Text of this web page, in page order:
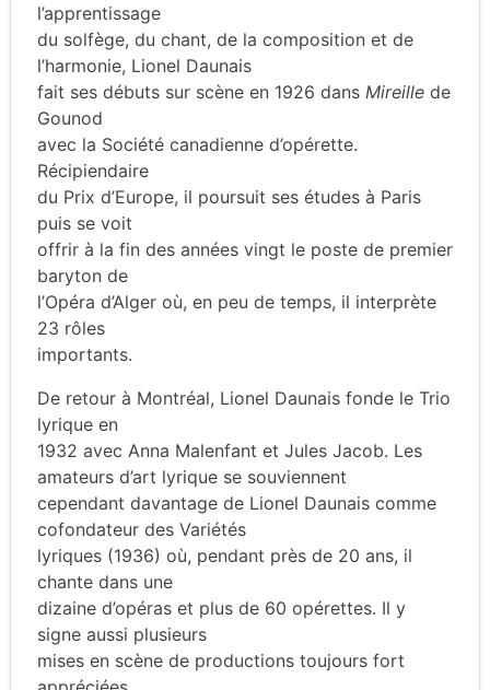
l’apprentissage
du solfège, du chant, de la composition et de
l’harmonie, Lionel Daunais
fait ses débuts sur scène en 1926 dans Mireille de
Gounod
avec la Société canadienne d’opérette.
Récipiendaire
du Prix d’Europe, il poursuit ses études à Paris
puis se voit
offrir à la fin des années vingt le poste de premier
baryton de
l’Opéra d’Alger où, en peu de temps, il interprète
23 rôles
importants.
De retour à Montréal, Lionel Daunais fonde le Trio
lyrique en
1932 avec Anna Malenfant et Jules Jacob. Les
amateurs d’art lyrique se souviennent
cependant davantage de Lionel Daunais comme
cofondateur des Variétés
lyriques (1936) où, pendant près de 20 ans, il
chante dans une
dizaine d’opéras et plus de 60 opérettes. Il y
signe aussi plusieurs
mises en scène de productions toujours fort